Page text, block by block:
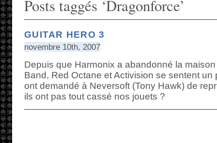
Posts taggés ‘Dragonforce’
GUITAR HERO 3
novembre 10th, 2007
Depuis que Harmonix a abandonné la
Band, Red Octane et Activision se sentent un
ont demandé à Neversoft (Tony Hawk) de
ils ont pas tout cassé nos jouets ?